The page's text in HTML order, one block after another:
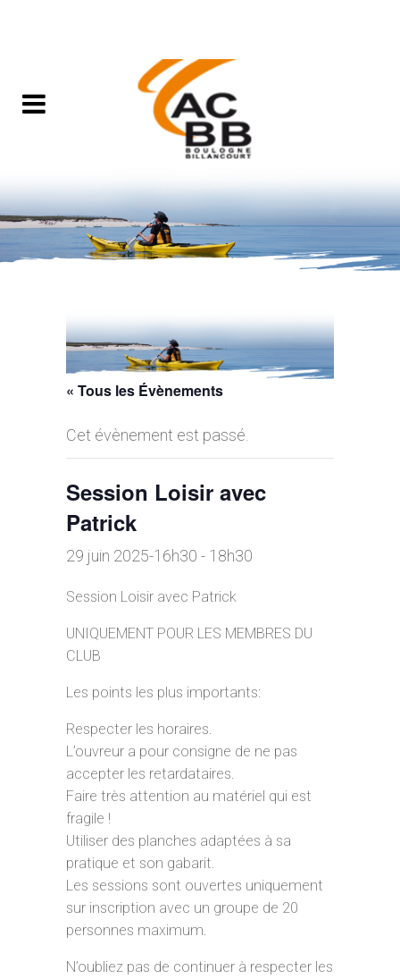
« Tous les Évènements
Cet évènement est passé.
Session Loisir avec
Patrick
29 juin 2025-16h30 - 18h30
Session Loisir avec Patrick
UNIQUEMENT POUR LES MEMBRES DU
CLUB
Les points les plus importants:
Respecter les horaires.
L’ouvreur a pour consigne de ne pas
accepter les retardataires.
Faire très attention au matériel qui est
fragile !
Utiliser des planches adaptées à sa
pratique et son gabarit.
Les sessions sont ouvertes uniquement
sur inscription avec un groupe de 20
personnes maximum.
N’oubliez pas de continuer à respecter les